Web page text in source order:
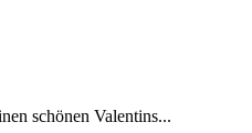
schönen Valentins...